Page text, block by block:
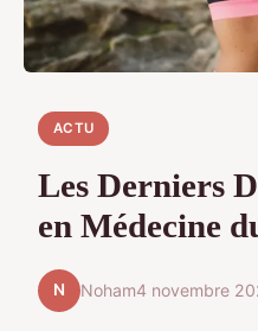
ACTU
Les Derniers
en Médecine
N Noham4 novembre